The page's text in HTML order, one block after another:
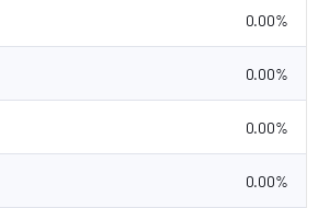
0.00%
0.00%
0.00%
0.00%